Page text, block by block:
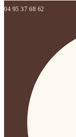
04 95 37 68 62